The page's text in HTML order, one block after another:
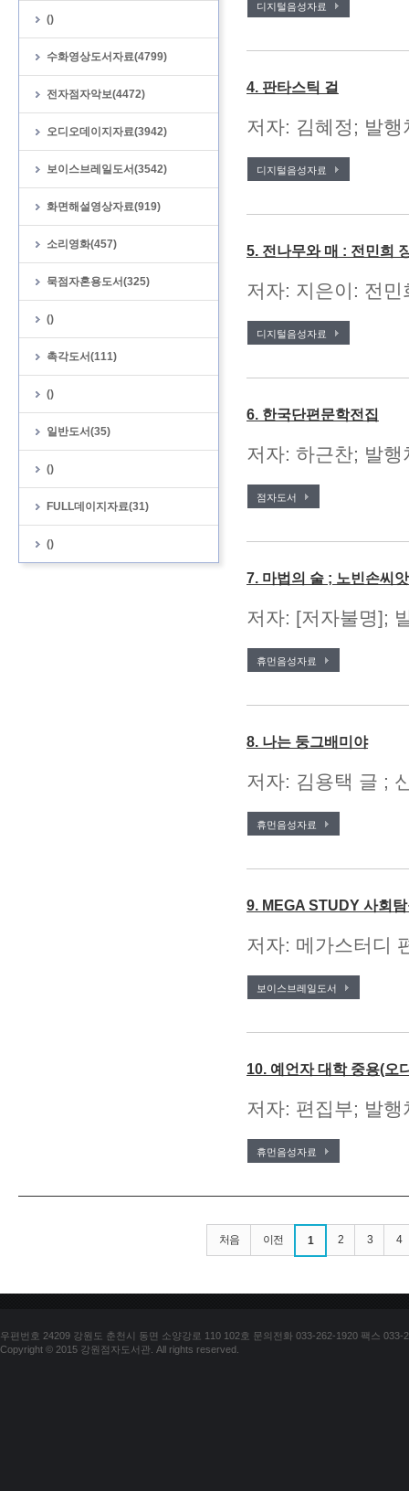
()
수화영상도서자료(4799)
전자점자악보(4472)
오디오데이지자료(3942)
보이스브레일도서(3542)
화면해설영상자료(919)
소리영화(457)
묵점자혼용도서(325)
()
촉각도서(111)
()
일반도서(35)
()
FULL데이지자료(31)
()
디지털음성자료
4. 판타스틱 걸
저자: 김혜정; 발
디지털음성자료
5. 전나무와 매 : 전민희
저자: 지은이: 전
디지털음성자료
6. 한국단편문학전집
저자: 하근찬; 발
점자도서
7. 마법의 술 ; 노빈손씨
저자: [저자불명];
휴먼음성자료
8. 나는 둥그배미야
저자: 김용택 글 ;
휴먼음성자료
9. MEGA STUDY 사회
저자: 메가스터디
보이스브레일도서
10. 예언자 대학 중용(오
저자: 편집부; 발
휴먼음성자료
처음 이전 1 2 3 4
우편번호 24209 강원도 춘천시 동면 소양강로 110 102호 문의전화 033-262-1920 팩스 033-
Copyright © 2015 강원점자도서관. All rights reserved.